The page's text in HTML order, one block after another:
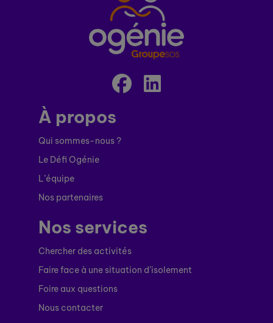
À propos
Qui sommes-nous ?
Le Défi Ogénie
L’équipe
Nos partenaires
Nos services
Chercher des activités
Faire face à une situation d’isolement
Foire aux questions
Nous contacter